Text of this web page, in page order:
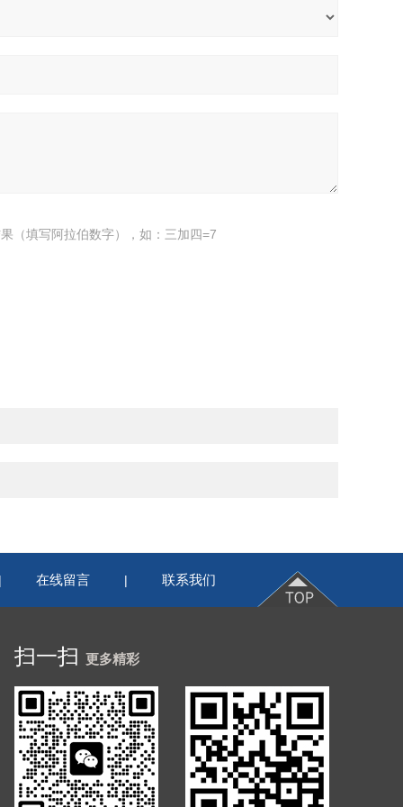
（填写阿拉伯数字），如：三加四=7
在线留言 | 联系我们
扫一扫 更多精彩